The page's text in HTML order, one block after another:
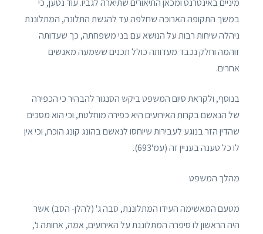
מיניים באינטרנט ומכאן התיאורים שתיארה לגביו. עוד נטען, כי
במשך התקופה הארוכה שחלפה עד להגשת התלונה, המתלוננת
ניהלה שיחות רבות על הנושא עם בני משפחתה, כך שעדותה
זוהמה וחלק נכבד מעדותה כולל תכנים ששמעה מאנשים
אחרים.
בנוסף, ולקראת סיום המשפט ביקש הסנגור להבהיר כי הכפירה
של הנאשם בקרות האירועים היא כפירה מוחלטת, וכי הוא מסכים
שהדין הזר בנוגע לעבירות שיוחסו לנאשם בהונג קונג הוכח, וכי אין
לו כל טענה בעניין זה (עמ'693).
מהלך המשפט
מטעם המאשימה העידו המתלוננת, סבה ג' (להלן- הסב) אשר
היה הראשון לו סיפרה המתלוננת על האירועים, אמה, אחותה נ',